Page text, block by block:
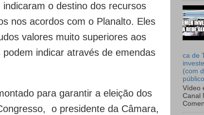
o destino dos recursos
nos acordos com o Planalto. Eles
valores muito superiores aos
indicar através de emendas
para garantir a eleição dos
o presidente da Câmara,
ca de
(com
Vídeo
Canal